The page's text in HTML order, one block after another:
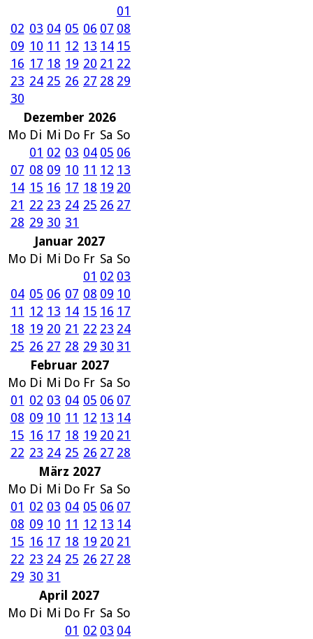
01
02 03 04 05 06 07 08
09 10 11 12 13 14 15
16 17 18 19 20 21 22
23 24 25 26 27 28 29
30
Dezember 2026
Mo Di Mi Do Fr Sa So
01 02 03 04 05 06
07 08 09 10 11 12 13
14 15 16 17 18 19 20
21 22 23 24 25 26 27
28 29 30 31
Januar 2027
Mo Di Mi Do Fr Sa So
01 02 03
04 05 06 07 08 09 10
11 12 13 14 15 16 17
18 19 20 21 22 23 24
25 26 27 28 29 30 31
Februar 2027
Mo Di Mi Do Fr Sa So
01 02 03 04 05 06 07
08 09 10 11 12 13 14
15 16 17 18 19 20 21
22 23 24 25 26 27 28
März 2027
Mo Di Mi Do Fr Sa So
01 02 03 04 05 06 07
08 09 10 11 12 13 14
15 16 17 18 19 20 21
22 23 24 25 26 27 28
29 30 31
April 2027
Mo Di Mi Do Fr Sa So
01 02 03 04